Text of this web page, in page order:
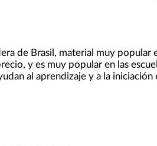
de Brasil, material muy
y es muy popular en las
al aprendizaje y a la iniciación